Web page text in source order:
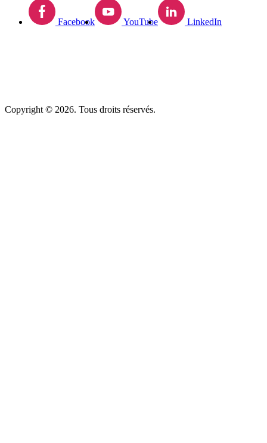
Facebook YouTube LinkedIn
Copyright © 2026. Tous droits réservés.